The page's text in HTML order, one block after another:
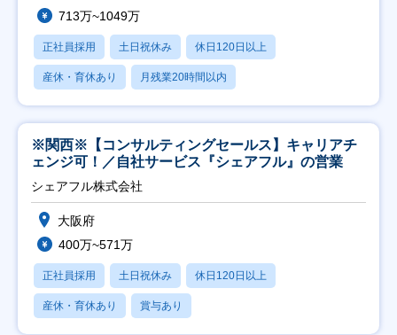
713万~1049万
正社員採用 土日祝休み 休日120日以上
産休・育休あり 月残業20時間以内
※関西※【コンサルティングセールス】キャリアチ
ェンジ可！／自社サービス『シェアフル』の営業
シェアフル株式会社
大阪府
400万~571万
正社員採用 土日祝休み 休日120日以上
産休・育休あり 賞与あり